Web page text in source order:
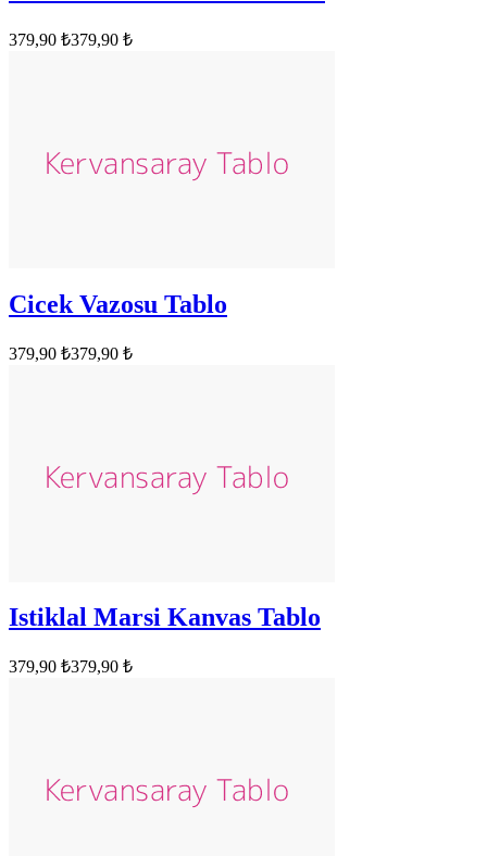
379,90 ₺379,90 ₺
Cicek Vazosu Tablo
379,90 ₺379,90 ₺
Istiklal Marsi Kanvas Tablo
379,90 ₺379,90 ₺